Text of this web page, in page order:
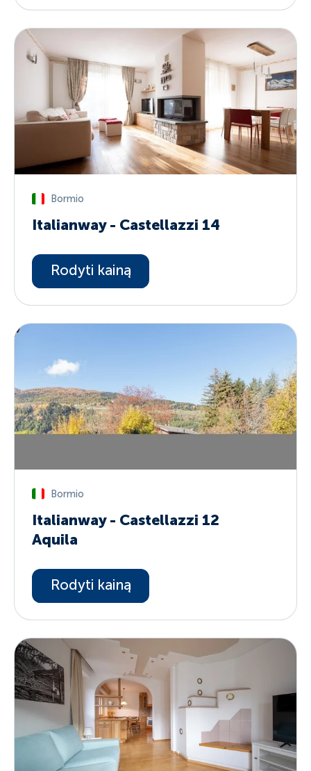
Bormio
Italianway - Castellazzi 14
Rodyti kainą
Bormio
Italianway - Castellazzi 12
Aquila
Rodyti kainą